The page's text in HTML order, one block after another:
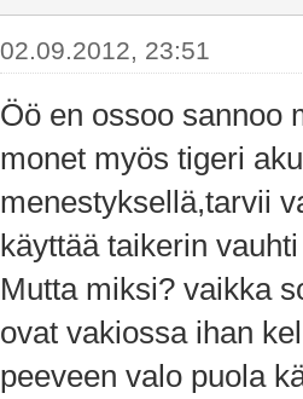
02.09.2012, 23:51
Öö en ossoo sannoo
monet myös tigeri
menestyksellä,tarvii
käyttää taikerin
Mutta miksi? vaikka
ovat vakiossa ihan
peeveen valo puola